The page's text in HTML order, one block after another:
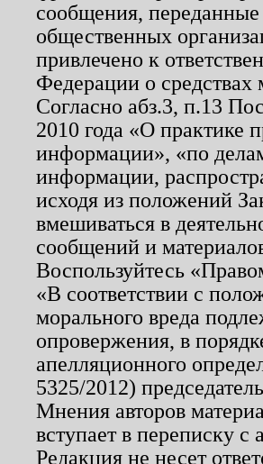
сообщения,
общественных
привлечено к
Федерации о
Согласно абз.3, п.13
2010 года «О практике
информации», «по
информации,
исходя из положений
вмешиваться в
сообщений и
Воспользуйтесь
«В соответствии с
морального вреда
опровержения, в
апелляционного
5325/2012)
Мнения авторов
вступает в переписку с
Редакция не несет